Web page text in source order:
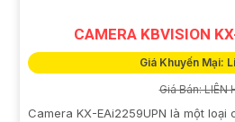
CAMERA KBVISION
Giá Khuyến Mại:
Giá Bán: LIÊN
Camera KX-EAi2259UPN là một